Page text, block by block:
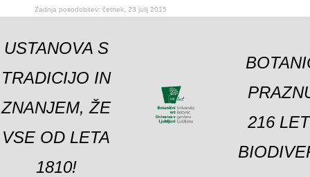
Zadnja posodobitev: četrtek, 23 julij 2015
USTANOVA S
TRADICIJO IN
ZNANJEM, ŽE
VSE OD LETA
1810!
216